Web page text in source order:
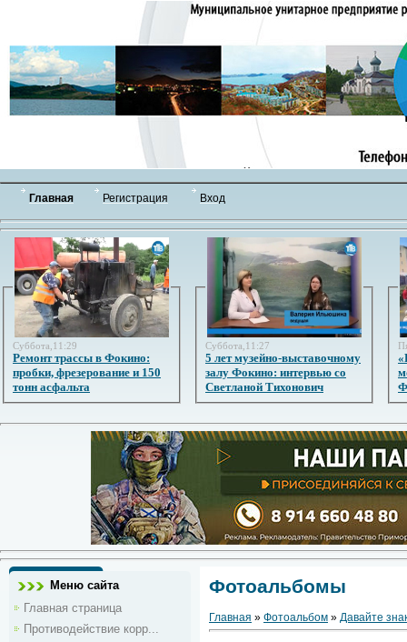
Главная Регистрация Вход
Суббота,11:29
Ремонт трассы в Фокино:
пробки, фрезерование и 150
тонн асфальта
Суббота,11:27
5 лет музейно-выставочному
залу Фокино: интервью со
Светланой Тихонович
Меню сайта
Главная страница
Противодействие корр...
Фотоальбомы
Главная » Фотоальбом » Давайте